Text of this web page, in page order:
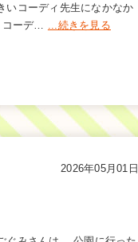
いコーディ先生になかなか
コーデ…
...続きを見る
2026年05月01日